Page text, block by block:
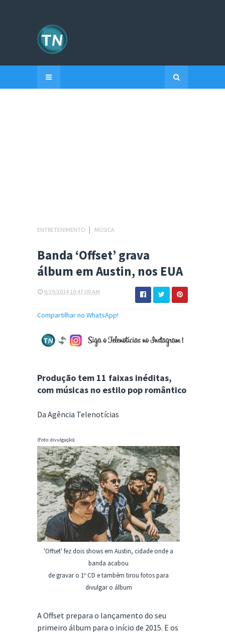
ENTRETENIMENTO MÚSICA
Banda ‘Offset’ grava
álbum em Austin, nos EUA
9/29/2014 10:47:00 AM
Compartilhar no WhatsApp!
Produção tem 11 faixas inéditas,
com músicas no estilo pop romântico
Da Agência Telenotícias
​​​​(Foto: divulgação)
'Offset' fez dois shows em Austin, cidade onde a
banda acabou
de gravar o 1º CD e também tirou fotos para
divulgar o álbum
A Offset prepara o lançamento do seu
primeiro álbum para o início de 2015. E os